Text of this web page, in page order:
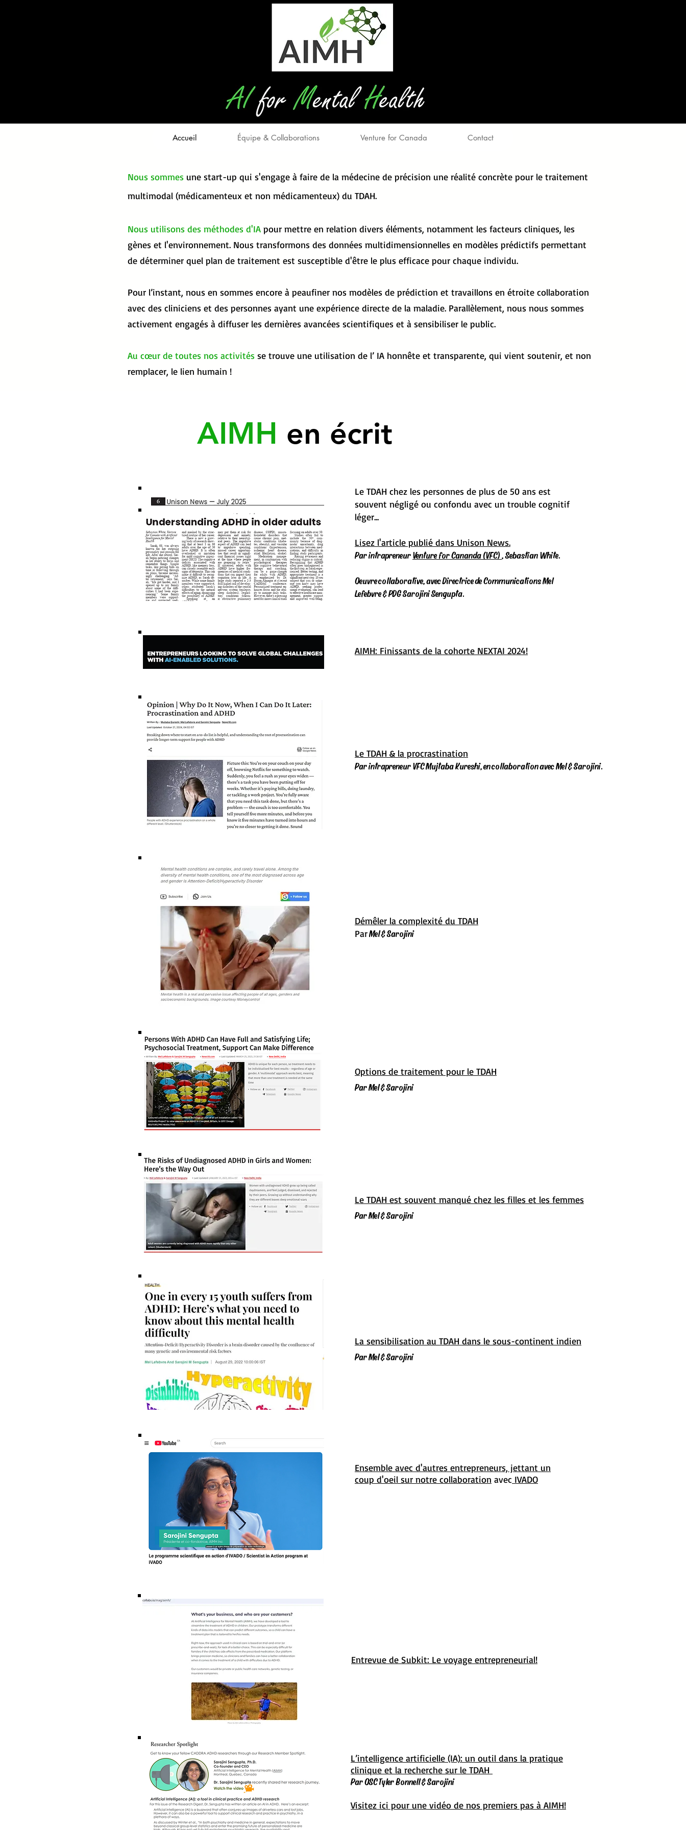
Nous sommes une start-up qui s'engage à faire de la médecine de précision une réalité concrète pour le traitement
multimodal (médicamenteux et non médicamenteux) du TDAH.
Nous utilisons des méthodes d'IA pour mettre en relation divers éléments, notamment les facteurs cliniques, les
gènes et l'environnement. Nous transformons des données multidimensionnelles en modèles prédictifs permettant
de déterminer quel plan de traitement est susceptible d'être le plus efficace pour chaque individu.
Pour l’instant, nous en sommes encore à peaufiner nos modèles de prédiction et travaillons en étroite collaboration
avec des cliniciens et des personnes ayant une expérience directe de la maladie. Parallèlement, nous nous sommes
activement engagés à diffuser les dernières avancées scientifiques et à sensibiliser le public.
Au cœur de toutes nos activités se trouve une utilisation de l’ IA honnête et transparente, qui vient soutenir, et non
remplacer, le lien humain !
AIMH en écrit
Le TDAH chez les personnes de plus de 50 ans est
souvent négligé ou confondu avec un trouble cognitif
léger...
Lisez l'article publié dans Unison News.
Par intrapreneur Venture for Cananda (VFC), Sebastian White.
Oeuvre collaborative, avec Directrice de Communications Mel
Lefebvre & PDG Sarojini Sengupta.
AIMH: Finissants de la cohorte NEXTAI 2024!
Le TDAH & la procrastination
Par intrapreneur VFC Mujtaba Kureshi, en collaboration avec Mel & Sarojini.
Démêler la complexité du TDAH
ParMel & Sarojini
Options de traitement pour le TDAH
Par Mel & Sarojini
Le TDAH est souvent manqué chez les filles et les femmes
Par Mel & Sarojini
La sensibilisation au TDAH dans le sous-continent indien
Par Mel & Sarojini
Entrevue de Subkit: Le voyage entrepreneurial!
Ensemble avec d'autres entrepreneurs, jettant un
coup d'oeil sur notre collaboration avec IVADO
L’intelligence artificielle (IA): un outil dans la pratique
clinique et la recherche sur le TDAH
Par OSC Tyler Bonnell & Sarojini
Visitez ici pour une vidéo de nos premiers pas à AIMH!
Accueil Équipe & Collaborations Venture for Canada Contact